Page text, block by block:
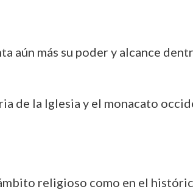
aún más su poder y alcance
de la Iglesia y el monacato
religioso como en el